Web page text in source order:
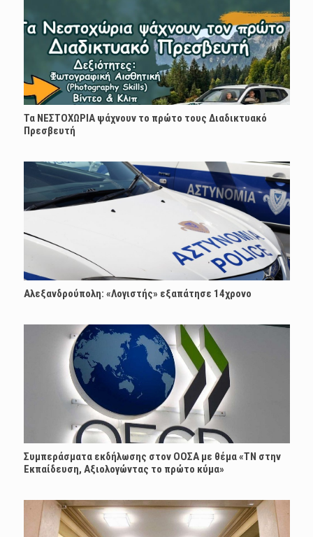
Τα ΝΕΣΤΟΧΩΡΙΑ ψάχνουν το πρώτο τους Διαδικτυακό
Πρεσβευτή
Αλεξανδρούπολη: «Λογιστής» εξαπάτησε 14χρονο
Συμπεράσματα εκδήλωσης στον ΟΟΣΑ με θέμα «ΤΝ στην
Εκπαίδευση, Αξιολογώντας το πρώτο κύμα»